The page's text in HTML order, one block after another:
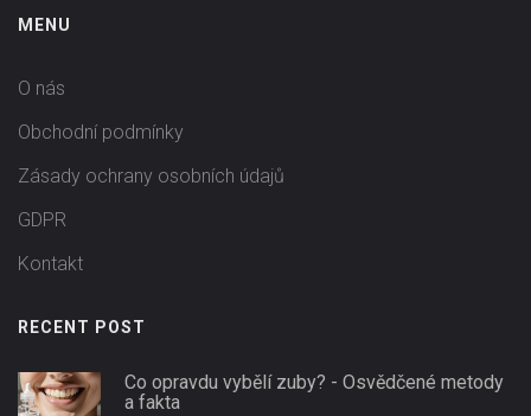
MENU
O nás
Obchodní podmínky
Zásady ochrany osobních údajů
GDPR
Kontakt
RECENT POST
Co opravdu vybělí zuby? - Osvědčené metody
a fakta